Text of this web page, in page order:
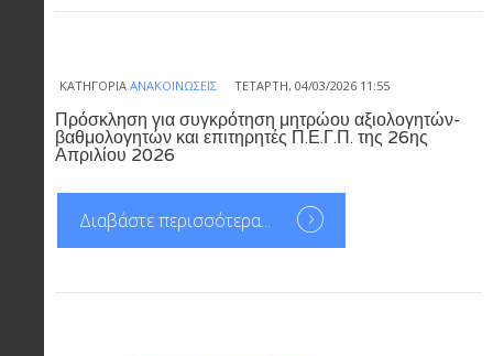
ΚΑΤΗΓΟΡΊΑ ΑΝΑΚΟΙΝΏΣΕΙΣ ΤΕΤΆΡΤΗ, 04/03/2026 11:55
Πρόσκληση για συγκρότηση μητρώου αξιολογητών-
βαθμολογητών και επιτηρητές Π.Ε.Γ.Π. της 26ης
Απριλίου 2026
Διαβάστε περισσότερα...